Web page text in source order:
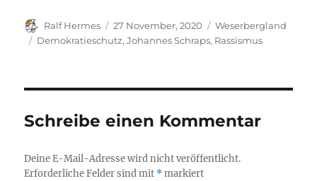
Autor
Ralf Hermes
Veröffentlicht
am
27 November, 2020 Kategorien
Weserbergland
Schlagwörter
Demokratieschutz,Johannes Schraps, Rassismus
Schreibe einen Kommentar
Deine E-Mail-Adresse wird nicht veröffentlicht.
Erforderliche Felder sind mit *markiert